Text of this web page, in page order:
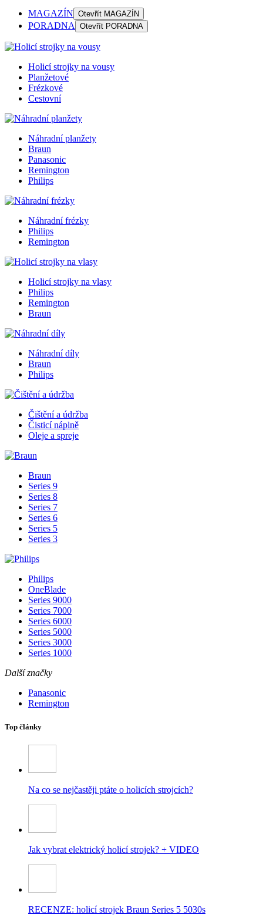
MAGAZÍN Otevřít MAGAZÍN
PORADNA Otevřít PORADNA
Holicí strojky na vousy
Planžetové
Frézkové
Cestovní
Náhradní planžety
Braun
Panasonic
Remington
Philips
Náhradní frézky
Philips
Remington
Holicí strojky na vlasy
Philips
Remington
Braun
Náhradní díly
Braun
Philips
Čištění a údržba
Čisticí náplně
Oleje a spreje
Braun
Series 9
Series 8
Series 7
Series 6
Series 5
Series 3
Philips
OneBlade
Series 9000
Series 7000
Series 6000
Series 5000
Series 3000
Series 1000
Další značky
Panasonic
Remington
Top články
Na co se nejčastěji ptáte o holicích strojcích?
Jak vybrat elektrický holicí strojek? + VIDEO
RECENZE: holicí strojek Braun Series 5 5030s